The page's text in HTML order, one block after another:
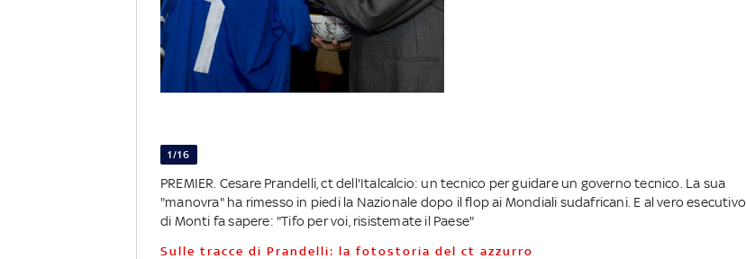
1/16
PREMIER. Cesare Prandelli, ct dell'Italcalcio: un tecnico per guidare un governo tecnico. La sua
"manovra" ha rimesso in piedi la Nazionale dopo il flop ai Mondiali sudafricani. E al vero esecutivo
di Monti fa sapere: "Tifo per voi, risistemate il Paese"
Sulle tracce di Prandelli: la fotostoria del ct azzurro